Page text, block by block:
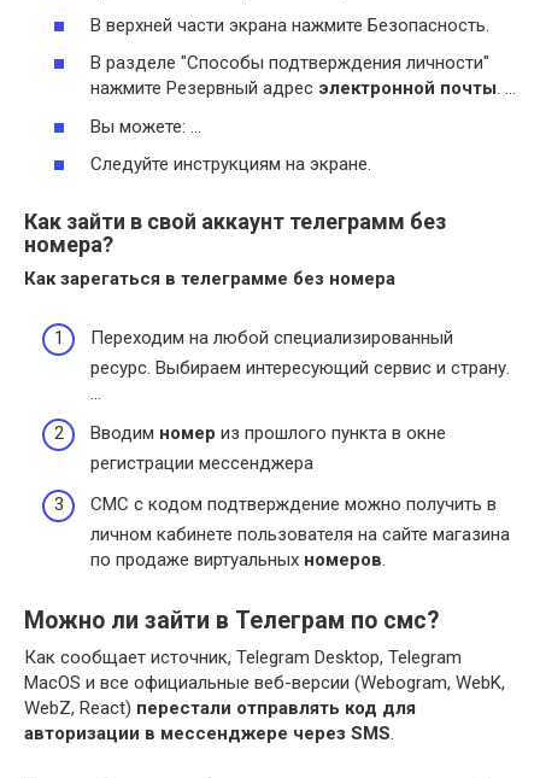
В верхней части экрана нажмите Безопасность.
В разделе "Способы подтверждения личности"
нажмите Резервный адрес электронной почты. …
Вы можете: …
Следуйте инструкциям на экране.
Как зайти в свой аккаунт телеграмм без
номера?
Как зарегаться в телеграмме без номера
Переходим на любой специализированный
ресурс. Выбираем интересующий сервис и страну.
…
Вводим номер из прошлого пункта в окне
регистрации мессенджера
СМС с кодом подтверждение можно получить в
личном кабинете пользователя на сайте магазина
по продаже виртуальных номеров.
Можно ли зайти в Телеграм по смс?
Как сообщает источник, Telegram Desktop, Telegram
MacOS и все официальные веб-версии (Webogram, WebK,
WebZ, React) перестали отправлять код для
авторизации в мессенджере через SMS.